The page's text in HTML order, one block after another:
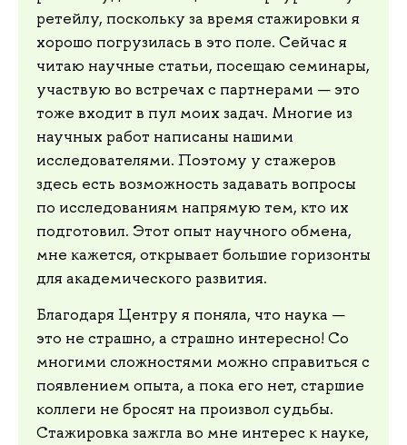
ретейлу, поскольку за время стажировки я
хорошо погрузилась в это поле. Сейчас я
читаю научные статьи, посещаю семинары,
участвую во встречах с партнерами — это
тоже входит в пул моих задач. Многие из
научных работ написаны нашими
исследователями. Поэтому у стажеров
здесь есть возможность задавать вопросы
по исследованиям напрямую тем, кто их
подготовил. Этот опыт научного обмена,
мне кажется, открывает большие горизонты
для академического развития.
Благодаря Центру я поняла, что наука —
это не страшно, а страшно интересно! Со
многими сложностями можно справиться с
появлением опыта, а пока его нет, старшие
коллеги не бросят на произвол судьбы.
Стажировка зажгла во мне интерес к науке,